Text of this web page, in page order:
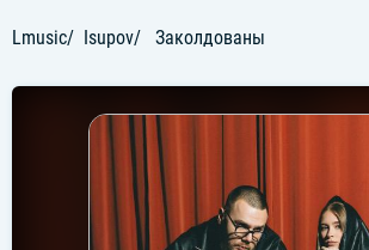
Lmusic Isupov Заколдованы